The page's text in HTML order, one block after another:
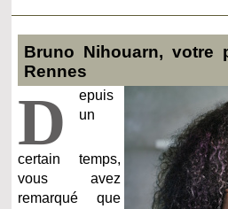
Bruno Nihouarn, votre
Rennes
D
epuis
un
certain temps,
vous avez
remarqué que